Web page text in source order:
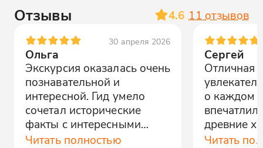
Отзывы 4.6 11 отзывов
30 апреля 2026
Ольга
Экскурсия оказалась очень
познавательной и
интересной. Гид умело
сочетал исторические
факты с интересными
историями, создавая
Читать полностью
Сергей
Отличная
о каждом
древние
Читать